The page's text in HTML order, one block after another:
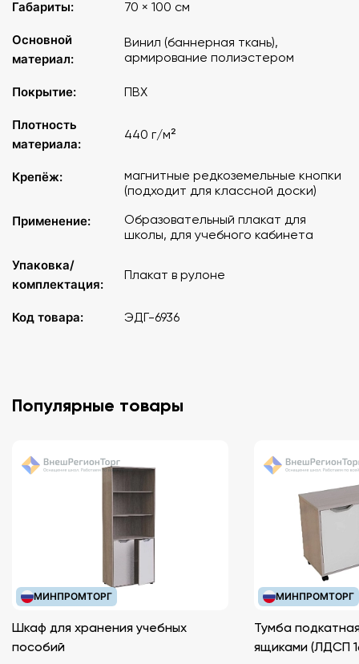
Габариты: 70 × 100 см
Основной
материал:
Винил (баннерная ткань),
армирование полиэстером
Покрытие: ПВХ
Плотность
материала:
440 г/м²
Крепёж:
магнитные редкоземельные кнопки
(подходит для классной доски)
Применение:
Образовательный плакат для
школы, для учебного кабинета
Упаковка/
комплектация:
Плакат в рулоне
Код товара: ЭДГ-6936
Популярные товары
МИНПРОМТОРГ
Шкаф для хранения учебных
пособий
МИНПРОМТОРГ
Тумба
ящиками